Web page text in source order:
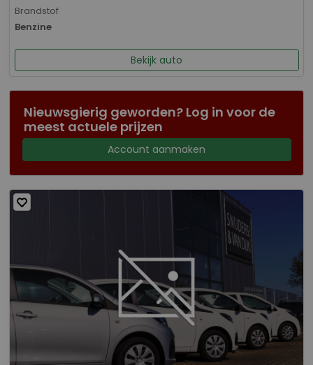
Brandstof
Benzine
Bekijk auto
Nieuwsgierig geworden? Log in voor de
meest actuele prijzen
Account aanmaken